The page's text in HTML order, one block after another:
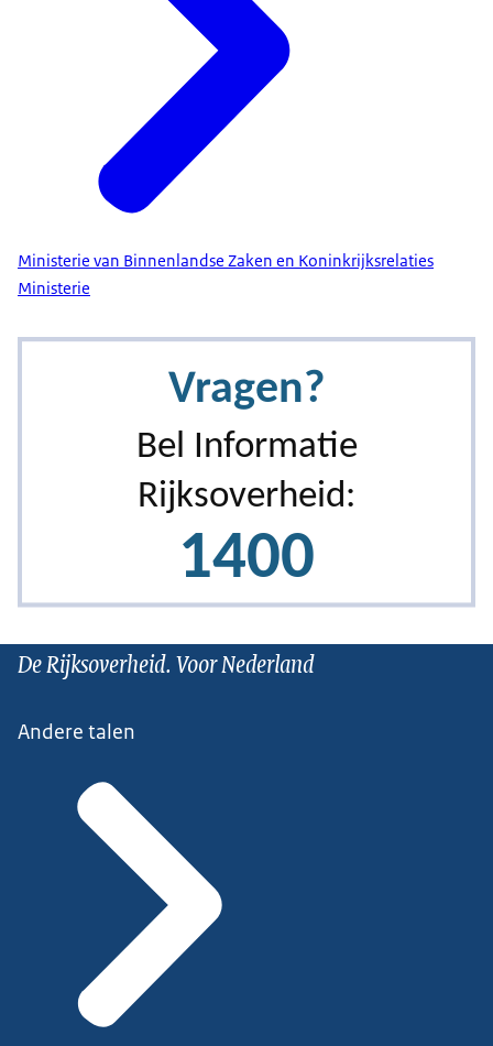
Ministerie van Binnenlandse Zaken en Koninkrijksrelaties
Ministerie
De Rijksoverheid. Voor Nederland
Andere talen